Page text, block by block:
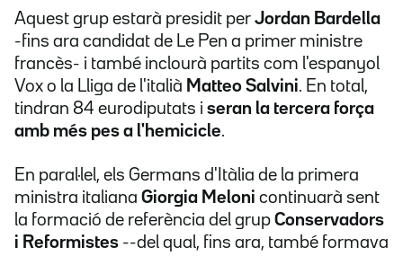
Aquest grup estarà presidit per Jordan Bardella
-fins ara candidat de Le Pen a primer ministre
francès- i també inclourà partits com l'espanyol
Vox o la Lliga de l'italià Matteo Salvini. En total,
tindran 84 eurodiputats i seran la tercera força
amb més pes a l'hemicicle.
En paral·lel, els Germans d'Itàlia de la primera
ministra italiana Giorgia Meloni continuarà sent
la formació de referència del grup Conservadors
i Reformistes --del qual, fins ara, també formava